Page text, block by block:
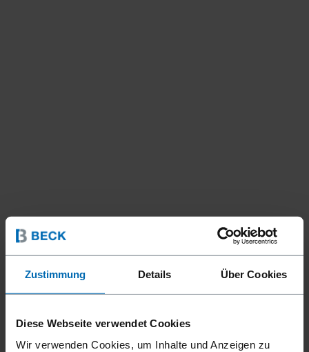
Zustimmung Details Über Cookies
Diese Webseite verwendet Cookies
Wir verwenden Cookies, um Inhalte und Anzeigen zu